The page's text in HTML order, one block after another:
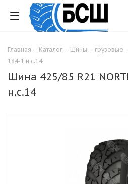
Главная - Каталог - Шины - грузовые -
184-1 н.с.14
Шина 425/85 R21
н.с.14